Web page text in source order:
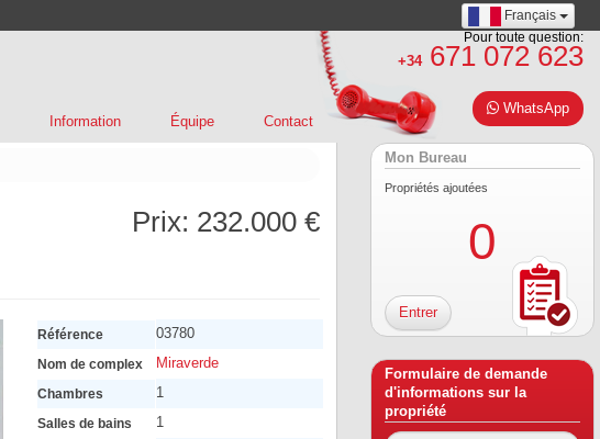
Français
Information Équipe Contact
Prix: 232.000 €
Référence 03780
Nom de complex Miraverde
Chambres 1
Salles de bains 1
Pour toute question:
+34671 072 623
WhatsApp
Mon Bureau
Propriétés ajoutées
0
Entrer
Formulaire de demande
d'informations sur la
propriété